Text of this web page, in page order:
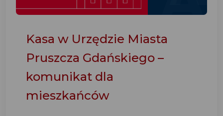
Kasa w Urzędzie Miasta
Pruszcza Gdańskiego –
komunikat dla
mieszkańców